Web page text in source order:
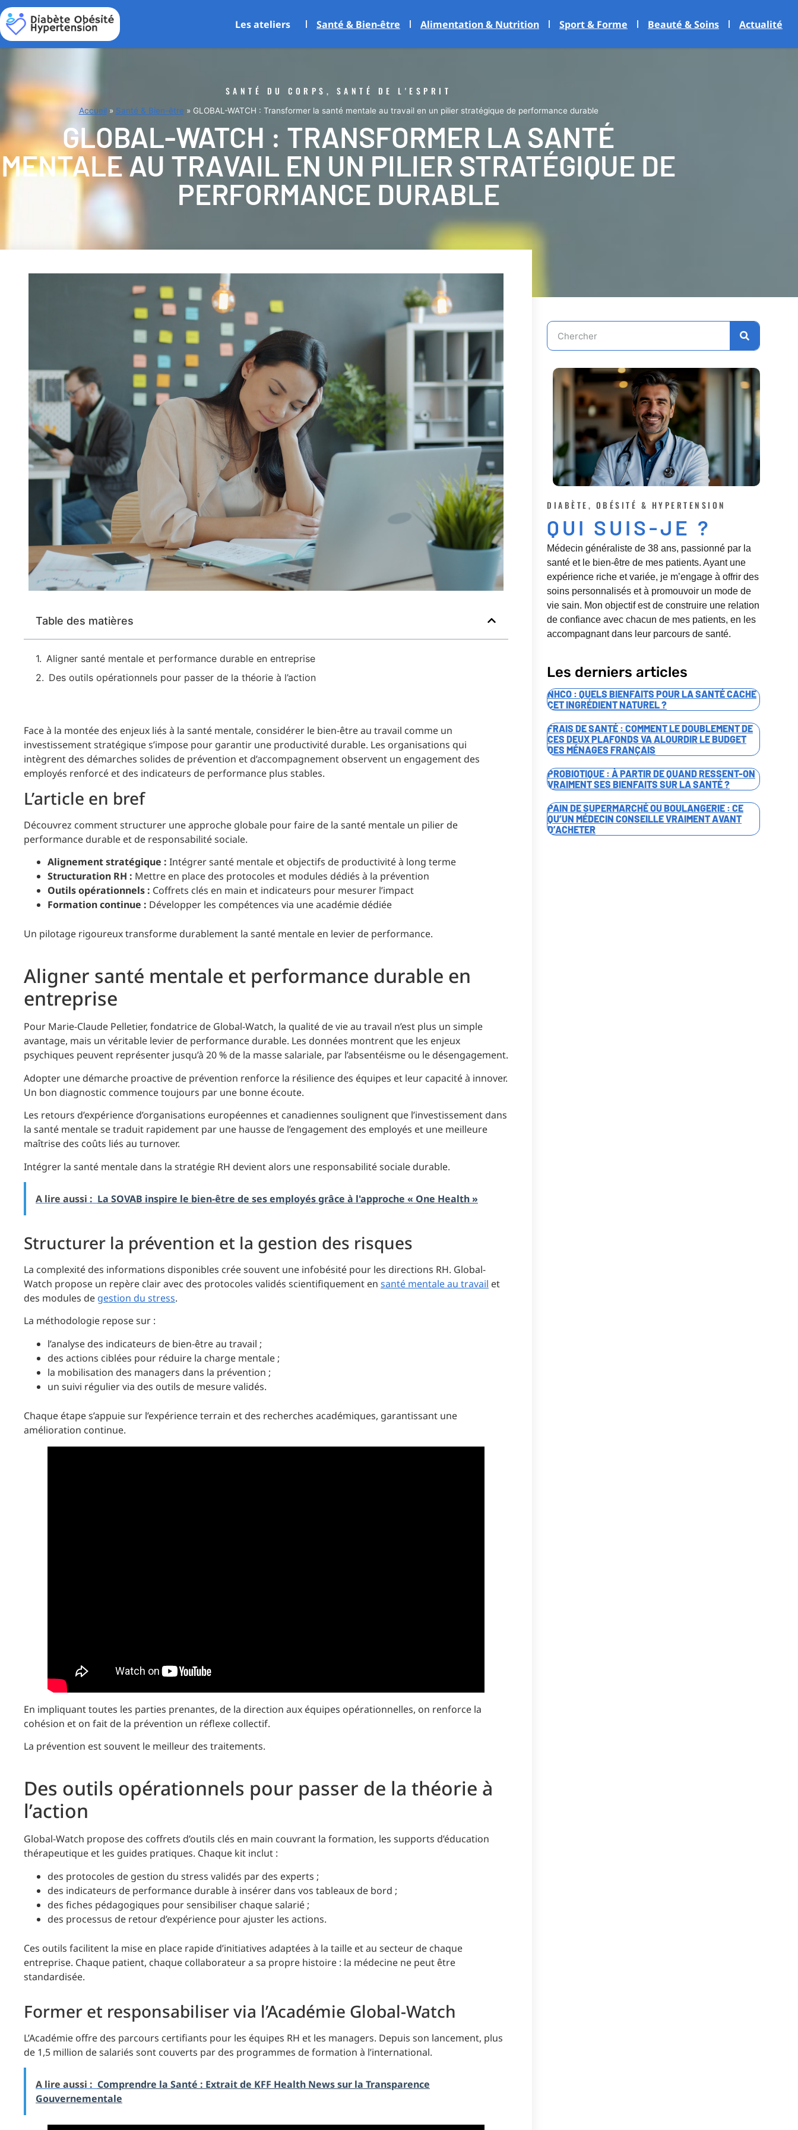
Les ateliers Santé & Bien-être Alimentation & Nutrition Sport & Forme Beauté & Soins Actualité
SANTÉ DU CORPS, SANTÉ DE L'ESPRIT
Accueil » Santé & Bien-être » GLOBAL-WATCH : Transformer la santé mentale au travail en un pilier stratégique de performance durable
GLOBAL-WATCH : TRANSFORMER LA SANTÉ
MENTALE AU TRAVAIL EN UN PILIER STRATÉGIQUE DE
PERFORMANCE DURABLE
Table des matières
Aligner santé mentale et performance durable en entreprise
Des outils opérationnels pour passer de la théorie à l’action
Face à la montée des enjeux liés à la santé mentale, considérer le bien-être au travail comme un
investissement stratégique s’impose pour garantir une productivité durable. Les organisations qui
intègrent des démarches solides de prévention et d’accompagnement observent un engagement des
employés renforcé et des indicateurs de performance plus stables.
L’article en bref
Découvrez comment structurer une approche globale pour faire de la santé mentale un pilier de
performance durable et de responsabilité sociale.
Alignement stratégique : Intégrer santé mentale et objectifs de productivité à long terme
Structuration RH : Mettre en place des protocoles et modules dédiés à la prévention
Outils opérationnels : Coffrets clés en main et indicateurs pour mesurer l’impact
Formation continue : Développer les compétences via une académie dédiée
Un pilotage rigoureux transforme durablement la santé mentale en levier de performance.
Aligner santé mentale et performance durable en
entreprise
Pour Marie-Claude Pelletier, fondatrice de Global-Watch, la qualité de vie au travail n’est plus un simple
avantage, mais un véritable levier de performance durable. Les données montrent que les enjeux
psychiques peuvent représenter jusqu’à 20 % de la masse salariale, par l’absentéisme ou le désengagement.
Adopter une démarche proactive de prévention renforce la résilience des équipes et leur capacité à innover.
Un bon diagnostic commence toujours par une bonne écoute.
Les retours d’expérience d’organisations européennes et canadiennes soulignent que l’investissement dans
la santé mentale se traduit rapidement par une hausse de l’engagement des employés et une meilleure
maîtrise des coûts liés au turnover.
Intégrer la santé mentale dans la stratégie RH devient alors une responsabilité sociale durable.
A lire aussi : La SOVAB inspire le bien-être de ses employés grâce à l'approche « One Health »
Structurer la prévention et la gestion des risques
La complexité des informations disponibles crée souvent une infobésité pour les directions RH. Global-
Watch propose un repère clair avec des protocoles validés scientifiquement en santé mentale au travail et
des modules de gestion du stress.
La méthodologie repose sur :
l’analyse des indicateurs de bien-être au travail ;
des actions ciblées pour réduire la charge mentale ;
la mobilisation des managers dans la prévention ;
un suivi régulier via des outils de mesure validés.
Chaque étape s’appuie sur l’expérience terrain et des recherches académiques, garantissant une
amélioration continue.
En impliquant toutes les parties prenantes, de la direction aux équipes opérationnelles, on renforce la
cohésion et on fait de la prévention un réflexe collectif.
La prévention est souvent le meilleur des traitements.
Des outils opérationnels pour passer de la théorie à
l’action
Global-Watch propose des coffrets d’outils clés en main couvrant la formation, les supports d’éducation
thérapeutique et les guides pratiques. Chaque kit inclut :
des protocoles de gestion du stress validés par des experts ;
des indicateurs de performance durable à insérer dans vos tableaux de bord ;
des fiches pédagogiques pour sensibiliser chaque salarié ;
des processus de retour d’expérience pour ajuster les actions.
Ces outils facilitent la mise en place rapide d’initiatives adaptées à la taille et au secteur de chaque
entreprise. Chaque patient, chaque collaborateur a sa propre histoire : la médecine ne peut être
standardisée.
Former et responsabiliser via l’Académie Global-Watch
L’Académie offre des parcours certifiants pour les équipes RH et les managers. Depuis son lancement, plus
de 1,5 million de salariés sont couverts par des programmes de formation à l’international.
A lire aussi : Comprendre la Santé : Extrait de KFF Health News sur la Transparence
Gouvernementale
DIABÈTE, OBÉSITÉ & HYPERTENSION
QUI SUIS-JE ?
Médecin généraliste de 38 ans, passionné par la
santé et le bien-être de mes patients. Ayant une
expérience riche et variée, je m’engage à offrir des
soins personnalisés et à promouvoir un mode de
vie sain. Mon objectif est de construire une relation
de confiance avec chacun de mes patients, en les
accompagnant dans leur parcours de santé.
Les derniers articles
NHCO : QUELS BIENFAITS POUR LA SANTÉ CACHE
CET INGRÉDIENT NATUREL ?
FRAIS DE SANTÉ : COMMENT LE DOUBLEMENT DE
CES DEUX PLAFONDS VA ALOURDIR LE BUDGET
DES MÉNAGES FRANÇAIS
PROBIOTIQUE : À PARTIR DE QUAND RESSENT-ON
VRAIMENT SES BIENFAITS SUR LA SANTÉ ?
PAIN DE SUPERMARCHÉ OU BOULANGERIE : CE
QU’UN MÉDECIN CONSEILLE VRAIMENT AVANT
D’ACHETER